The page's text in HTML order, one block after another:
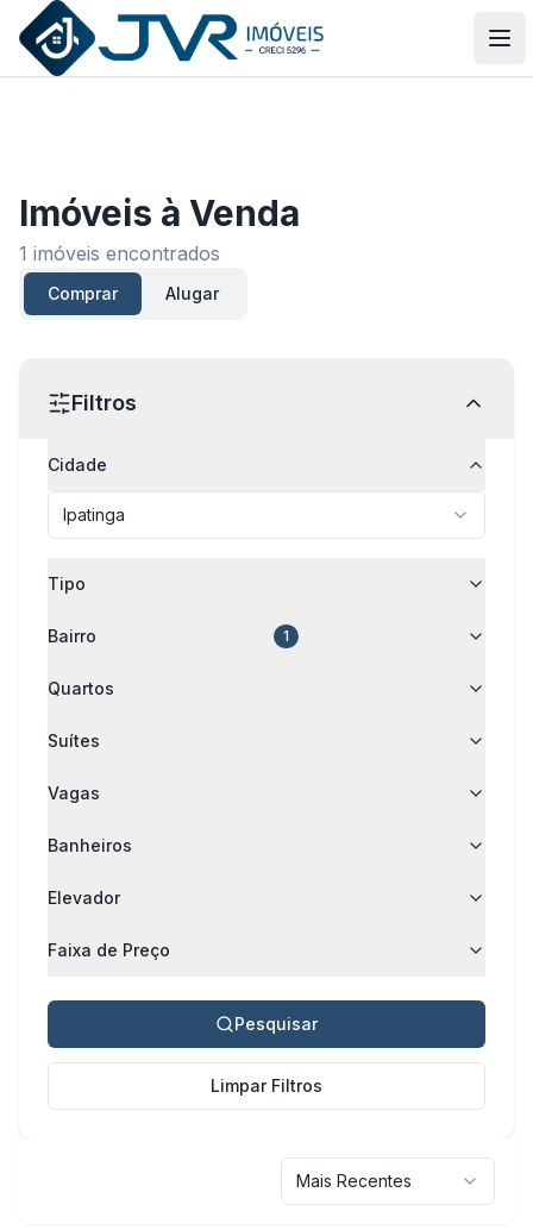
JVR Imóveis
Imóveis à Venda
1 imóveis encontrados
Comprar Alugar
Filtros
Cidade
Ipatinga
Tipo
Bairro 1
Quartos
Suítes
Vagas
Banheiros
Elevador
Faixa de Preço
Pesquisar
Limpar Filtros
Mais Recentes